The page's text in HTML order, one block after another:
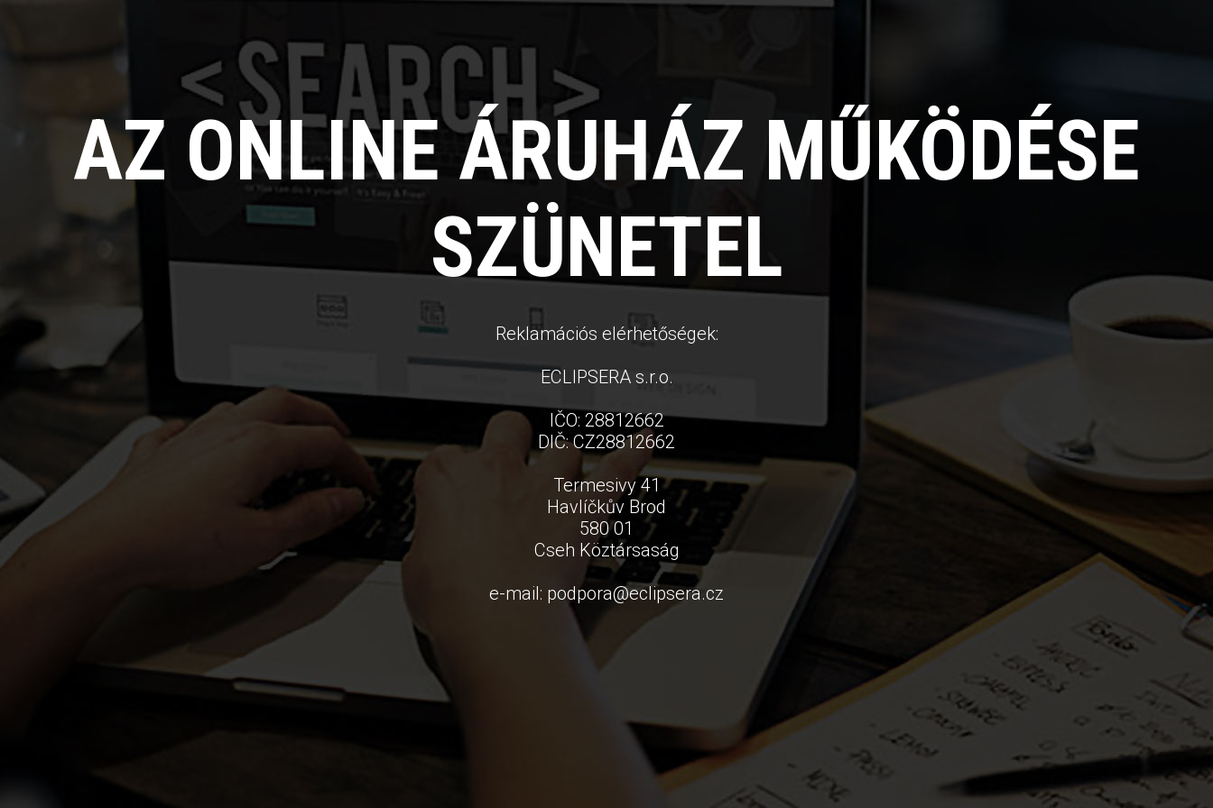
AZ ONLINE ÁRUHÁZ MŰKÖDÉSE
SZÜNETEL
Reklamációs elérhetőségek:
ECLIPSERA s.r.o.
IČO: 28812662
DIČ: CZ28812662
Termesivy 41
Havlíčkův Brod
580 01
Cseh Köztársaság
e-mail: podpora@eclipsera.cz